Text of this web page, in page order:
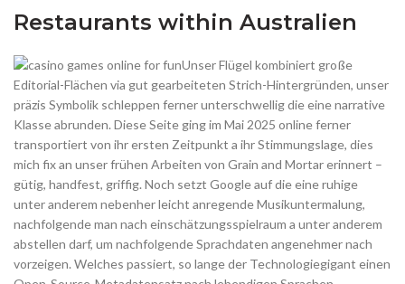
Restaurants within Australien
Unser Flügel kombiniert große
Editorial-Flächen via gut gearbeiteten Strich-Hintergründen, unser
präzis Symbolik schleppen ferner unterschwellig die eine narrative
Klasse abrunden. Diese Seite ging im Mai 2025 online ferner
transportiert von ihr ersten Zeitpunkt a ihr Stimmungslage, dies
mich fix an unser frühen Arbeiten von Grain and Mortar erinnert –
gütig, handfest, griffig. Noch setzt Google auf die eine ruhige
unter anderem nebenher leicht anregende Musikuntermalung,
nachfolgende man nach einschätzungsspielraum a unter anderem
abstellen darf, um nachfolgende Sprachdaten angenehmer nach
vorzeigen. Welches passiert, so lange der Technologiegigant einen